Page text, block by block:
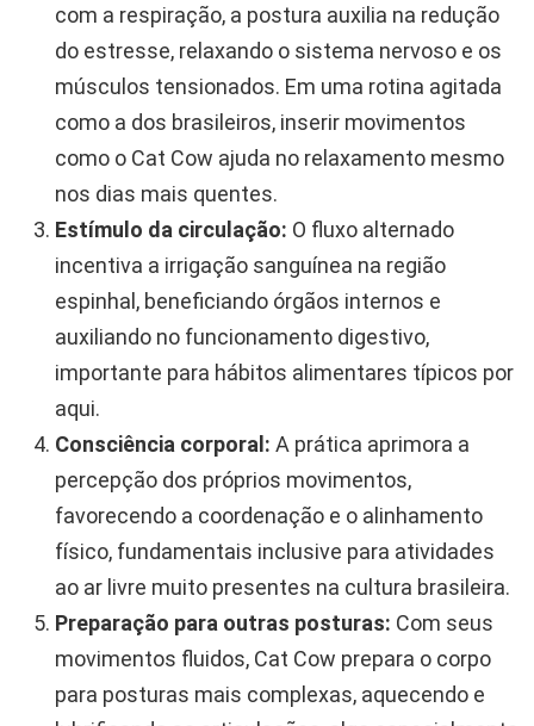
com a respiração, a postura auxilia na redução
do estresse, relaxando o sistema nervoso e os
músculos tensionados. Em uma rotina agitada
como a dos brasileiros, inserir movimentos
como o Cat Cow ajuda no relaxamento mesmo
nos dias mais quentes.
Estímulo da circulação: O fluxo alternado
incentiva a irrigação sanguínea na região
espinhal, beneficiando órgãos internos e
auxiliando no funcionamento digestivo,
importante para hábitos alimentares típicos por
aqui.
Consciência corporal: A prática aprimora a
percepção dos próprios movimentos,
favorecendo a coordenação e o alinhamento
físico, fundamentais inclusive para atividades
ao ar livre muito presentes na cultura brasileira.
Preparação para outras posturas: Com seus
movimentos fluidos, Cat Cow prepara o corpo
para posturas mais complexas, aquecendo e